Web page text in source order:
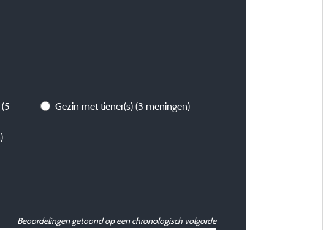
(5
Gezin met tiener(s) (3 meningen)
Beoordelingen getoond op een chronologisch volgorde